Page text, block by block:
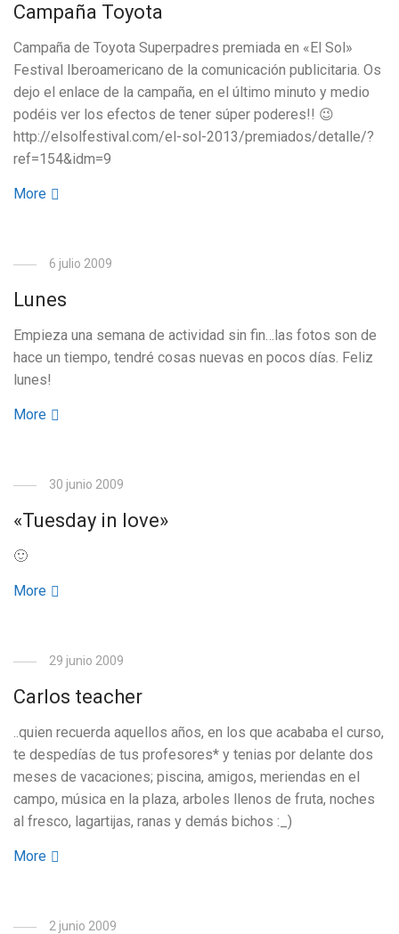
Campaña Toyota
Campaña de Toyota Superpadres premiada en «El Sol»
Festival Iberoamericano de la comunicación publicitaria. Os
dejo el enlace de la campaña, en el último minuto y medio
podéis ver los efectos de tener súper poderes!! 😉
http://elsolfestival.com/el-sol-2013/premiados/detalle/?
ref=154&idm=9
More
6 julio 2009
Lunes
Empieza una semana de actividad sin fin…las fotos son de
hace un tiempo, tendré cosas nuevas en pocos días. Feliz
lunes!
More
30 junio 2009
«Tuesday in love»
🙂
More
29 junio 2009
Carlos teacher
..quien recuerda aquellos años, en los que acababa el curso,
te despedías de tus profesores* y tenias por delante dos
meses de vacaciones; piscina, amigos, meriendas en el
campo, música en la plaza, arboles llenos de fruta, noches
al fresco, lagartijas, ranas y demás bichos :_)
More
2 junio 2009